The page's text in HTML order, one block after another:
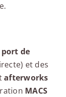
port de
et des
afterworks
MACS